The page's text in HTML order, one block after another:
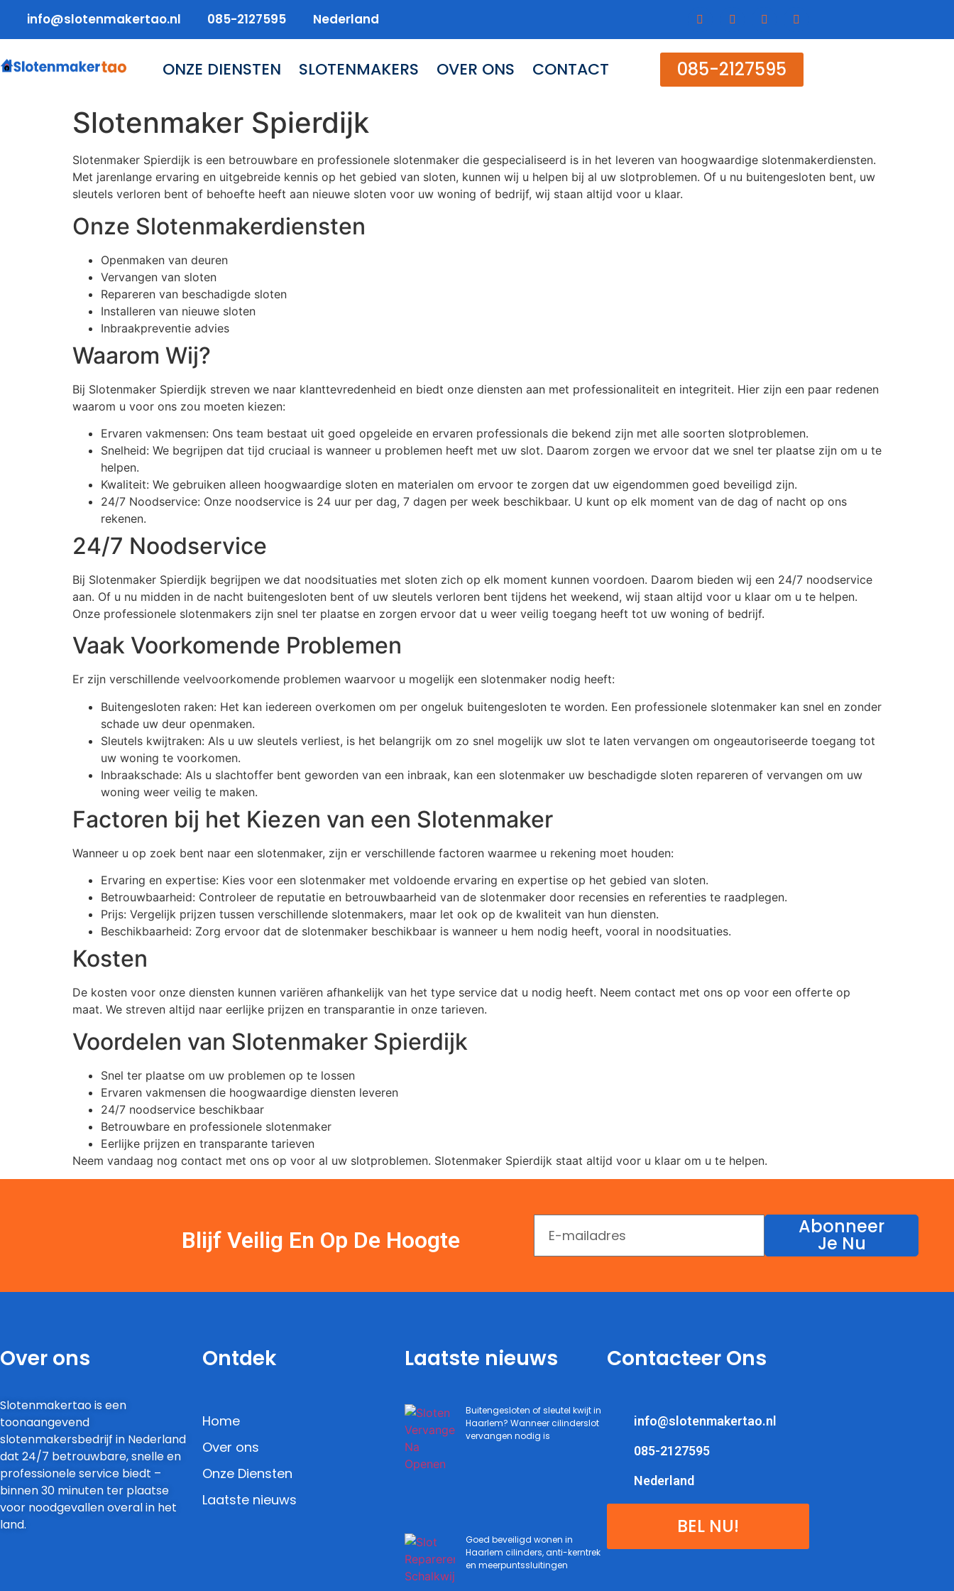
info@slotenmakertao.nl 085-2127595 Nederland
ONZE DIENSTEN SLOTENMAKERS OVER ONS CONTACT 085-2127595
Slotenmaker Spierdijk
Slotenmaker Spierdijk is een betrouwbare en professionele slotenmaker die gespecialiseerd is in het leveren van hoogwaardige slotenmakerdiensten.
Met jarenlange ervaring en uitgebreide kennis op het gebied van sloten, kunnen wij u helpen bij al uw slotproblemen. Of u nu buitengesloten bent, uw
sleutels verloren bent of behoefte heeft aan nieuwe sloten voor uw woning of bedrijf, wij staan altijd voor u klaar.
Onze Slotenmakerdiensten
Openmaken van deuren
Vervangen van sloten
Repareren van beschadigde sloten
Installeren van nieuwe sloten
Inbraakpreventie advies
Waarom Wij?
Bij Slotenmaker Spierdijk streven we naar klanttevredenheid en biedt onze diensten aan met professionaliteit en integriteit. Hier zijn een paar redenen
waarom u voor ons zou moeten kiezen:
Ervaren vakmensen: Ons team bestaat uit goed opgeleide en ervaren professionals die bekend zijn met alle soorten slotproblemen.
Snelheid: We begrijpen dat tijd cruciaal is wanneer u problemen heeft met uw slot. Daarom zorgen we ervoor dat we snel ter plaatse zijn om u te
helpen.
Kwaliteit: We gebruiken alleen hoogwaardige sloten en materialen om ervoor te zorgen dat uw eigendommen goed beveiligd zijn.
24/7 Noodservice: Onze noodservice is 24 uur per dag, 7 dagen per week beschikbaar. U kunt op elk moment van de dag of nacht op ons
rekenen.
24/7 Noodservice
Bij Slotenmaker Spierdijk begrijpen we dat noodsituaties met sloten zich op elk moment kunnen voordoen. Daarom bieden wij een 24/7 noodservice
aan. Of u nu midden in de nacht buitengesloten bent of uw sleutels verloren bent tijdens het weekend, wij staan altijd voor u klaar om u te helpen.
Onze professionele slotenmakers zijn snel ter plaatse en zorgen ervoor dat u weer veilig toegang heeft tot uw woning of bedrijf.
Vaak Voorkomende Problemen
Er zijn verschillende veelvoorkomende problemen waarvoor u mogelijk een slotenmaker nodig heeft:
Buitengesloten raken: Het kan iedereen overkomen om per ongeluk buitengesloten te worden. Een professionele slotenmaker kan snel en zonder
schade uw deur openmaken.
Sleutels kwijtraken: Als u uw sleutels verliest, is het belangrijk om zo snel mogelijk uw slot te laten vervangen om ongeautoriseerde toegang tot
uw woning te voorkomen.
Inbraakschade: Als u slachtoffer bent geworden van een inbraak, kan een slotenmaker uw beschadigde sloten repareren of vervangen om uw
woning weer veilig te maken.
Factoren bij het Kiezen van een Slotenmaker
Wanneer u op zoek bent naar een slotenmaker, zijn er verschillende factoren waarmee u rekening moet houden:
Ervaring en expertise: Kies voor een slotenmaker met voldoende ervaring en expertise op het gebied van sloten.
Betrouwbaarheid: Controleer de reputatie en betrouwbaarheid van de slotenmaker door recensies en referenties te raadplegen.
Prijs: Vergelijk prijzen tussen verschillende slotenmakers, maar let ook op de kwaliteit van hun diensten.
Beschikbaarheid: Zorg ervoor dat de slotenmaker beschikbaar is wanneer u hem nodig heeft, vooral in noodsituaties.
Kosten
De kosten voor onze diensten kunnen variëren afhankelijk van het type service dat u nodig heeft. Neem contact met ons op voor een offerte op
maat. We streven altijd naar eerlijke prijzen en transparantie in onze tarieven.
Voordelen van Slotenmaker Spierdijk
Snel ter plaatse om uw problemen op te lossen
Ervaren vakmensen die hoogwaardige diensten leveren
24/7 noodservice beschikbaar
Betrouwbare en professionele slotenmaker
Eerlijke prijzen en transparante tarieven
Neem vandaag nog contact met ons op voor al uw slotproblemen. Slotenmaker Spierdijk staat altijd voor u klaar om u te helpen.
Blijf Veilig En Op De Hoogte Abonneer
Je Nu
Over ons
Slotenmakertao is een
toonaangevend
slotenmakersbedrijf in Nederland
dat 24/7 betrouwbare, snelle en
professionele service biedt –
binnen 30 minuten ter plaatse
voor noodgevallen overal in het
land.
Ontdek
Home
Over ons
Onze Diensten
Laatste nieuws
Laatste nieuws
Buitengesloten of sleutel kwijt in
Haarlem? Wanneer cilinderslot
vervangen nodig is
Goed beveiligd wonen in
Haarlem cilinders, anti-kerntrek
en meerpuntssluitingen
Contacteer Ons
info@slotenmakertao.nl
085-2127595
Nederland
BEL NU!